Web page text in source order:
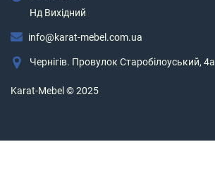
Нд Вихідний
info@karat-mebel.com.ua
Чернігів. Провулок Старобілоуський, 4а
Karat-Mebel © 2025